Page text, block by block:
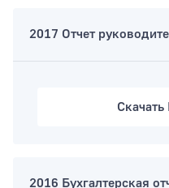
2017 Отчет
Скачать
2016 Бухгалтерская